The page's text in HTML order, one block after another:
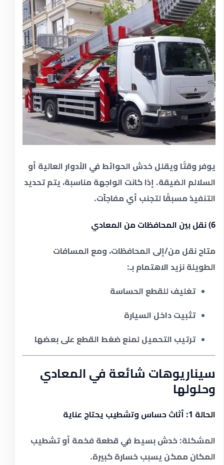
يوفر وقتًا ويقلل خدش الحوائط في الأدوار العالية أو
السلالم الضيقة. إذا كانت الواجهة مناسبة، يتم تحديد
التنفيذ مسبقًا لتجنب أي مفاجآت.
6) نقل بين المحافظات من المعادي
متاح نقل من/إلى المحافظات، ومع المسافات
الطويلة نزيد الاهتمام بـ:
تغليف للقطع الحساسة
تثبيت داخل السيارة
ترتيب التحميل لمنع ضغط القطع على بعضها
سيناريوهات شائعة في المعادي
وحلولها
الحالة 1: أثاث حساس وتشطيب يحتاج عناية
المشكلة: خدش بسيط في قطعة فخمة أو تشطيب
المكان ممكن يسبب خسارة كبيرة.